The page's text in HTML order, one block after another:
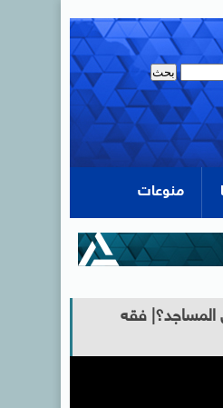
منوعات
المساجد؟| فقه